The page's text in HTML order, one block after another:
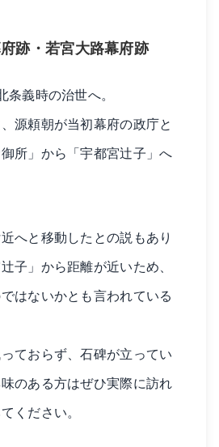
跡・若宮大路幕府跡
義時の治世へ。
源頼朝が当初幕府の政庁と
所」から「宇都宮辻子」へ
へと移動したとの説もあり
子」から距離が近いため、
はないかとも言われている
ておらず、石碑が立ってい
のある方はぜひ実際に訪れ
ください。